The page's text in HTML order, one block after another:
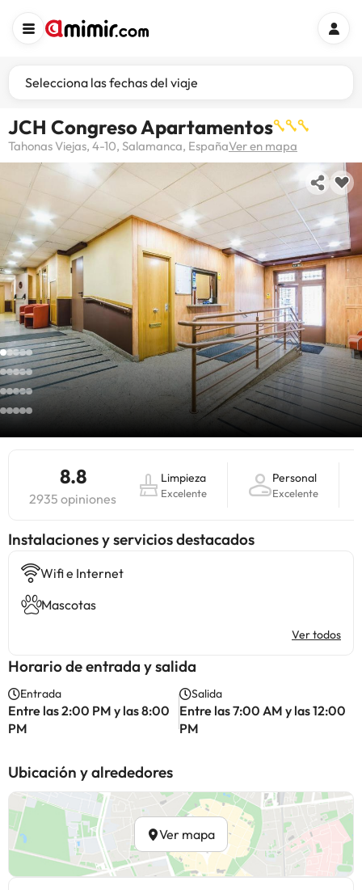
Selecciona las fechas del viaje
JCH Congreso Apartamentos
Tahonas Viejas, 4-10, Salamanca, EspañaVer en mapa
8.8
2935 opiniones
Limpieza
Excelente
Personal
Excelente
Instalaciones y servicios destacados
Wifi e Internet
Mascotas
Ver todos
Horario de entrada y salida
Entrada
Entre las 2:00 PM y las 8:00
PM
Salida
Entre las 7:00 AM y las 12:00
PM
Ubicación y alrededores
Ver mapa